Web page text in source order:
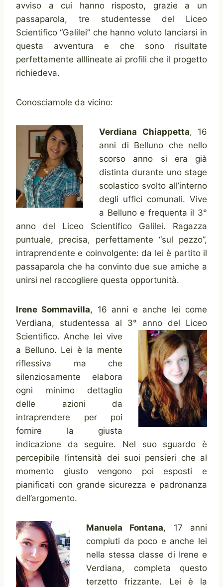
avviso a cui hanno risposto, grazie a un
passaparola, tre studentesse del Liceo
Scientifico “Galilei” che hanno voluto lanciarsi in
questa avventura e che sono risultate
perfettamente alllineate ai profili che il progetto
richiedeva.
Conosciamole da vicino:
Verdiana Chiappetta, 16
anni di Belluno che nello
scorso anno si era già
distinta durante uno stage
scolastico svolto all’interno
degli uffici comunali. Vive
a Belluno e frequenta il 3°
anno del Liceo Scientifico Galilei. Ragazza
puntuale, precisa, perfettamente “sul pezzo”,
intraprendente e coinvolgente: da lei è partito il
passaparola che ha convinto due sue amiche a
unirsi nel raccogliere questa opportunità.
Irene Sommavilla, 16 anni e anche lei come
Verdiana, studentessa al 3° anno del Liceo
Scientifico. Anche lei vive
a Belluno. Lei è la mente
riflessiva ma che
silenziosamente elabora
ogni minimo dettaglio
delle azioni da
intraprendere per poi
fornire la giusta
indicazione da seguire. Nel suo sguardo è
percepibile l’intensità dei suoi pensieri che al
momento giusto vengono poi esposti e
pianificati con grande sicurezza e padronanza
dell’argomento.
Manuela Fontana, 17 anni
compiuti da poco e anche lei
nella stessa classe di Irene e
Verdiana, completa questo
terzetto frizzante. Lei è la